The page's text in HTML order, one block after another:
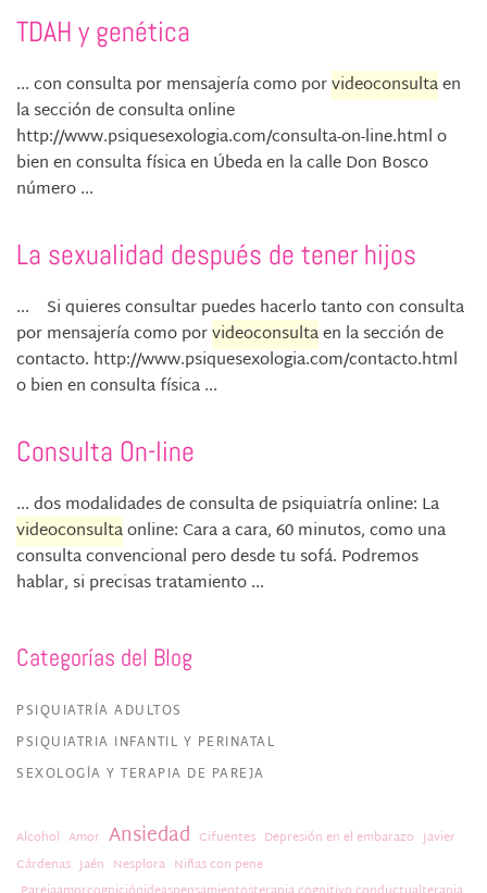
TDAH y genética
... con consulta por mensajería como porvideoconsultaen
la sección de consulta online
http://www.psiquesexologia.com/consulta-on-line.html o
bien en consulta física en Úbeda en la calle Don Bosco
número ...
La sexualidad después de tener hijos
... Si quieres consultar puedes hacerlo tanto con consulta
por mensajería como porvideoconsultaen la sección de
contacto. http://www.psiquesexologia.com/contacto.html
o bien en consulta física ...
Consulta On-line
... dos modalidades de consulta de psiquiatría online: La
videoconsultaonline: Cara a cara, 60 minutos, como una
consulta convencional pero desde tu sofá. Podremos
hablar, si precisas tratamiento ...
Categorías del Blog
PSIQUIATRÍA ADULTOS
PSIQUIATRIA INFANTIL Y PERINATAL
SEXOLOGÍA Y TERAPIA DE PAREJA
Alcohol Amor Ansiedad Cifuentes Depresión en el embarazo Javier
Cárdenas Jaén Nesplora Niñas con pene